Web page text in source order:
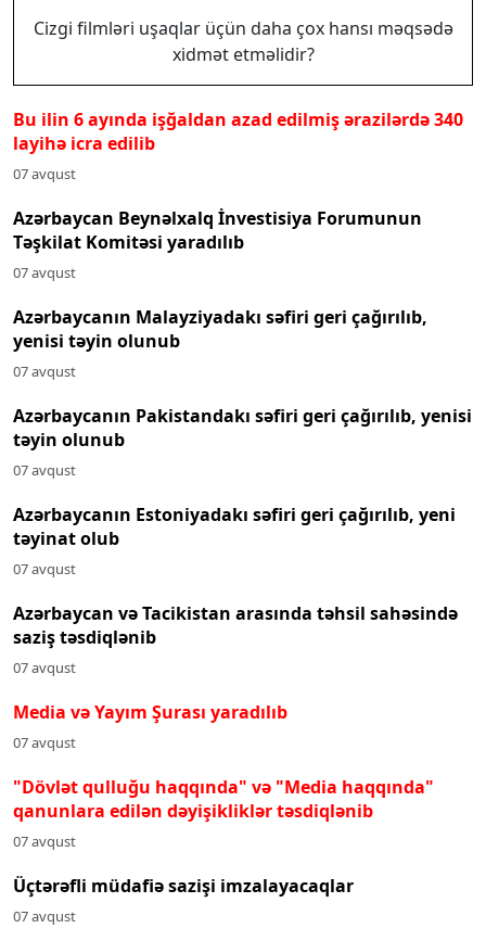
Cizgi filmləri uşaqlar üçün daha çox hansı məqsədə
xidmət etməlidir?
Bu ilin 6 ayında işğaldan azad edilmiş ərazilərdə 340
layihə icra edilib
07 avqust
Azərbaycan Beynəlxalq İnvestisiya Forumunun
Təşkilat Komitəsi yaradılıb
07 avqust
Azərbaycanın Malayziyadakı səfiri geri çağırılıb,
yenisi təyin olunub
07 avqust
Azərbaycanın Pakistandakı səfiri geri çağırılıb, yenisi
təyin olunub
07 avqust
Azərbaycanın Estoniyadakı səfiri geri çağırılıb, yeni
təyinat olub
07 avqust
Azərbaycan və Tacikistan arasında təhsil sahəsində
saziş təsdiqlənib
07 avqust
Media və Yayım Şurası yaradılıb
07 avqust
"Dövlət qulluğu haqqında" və "Media haqqında"
qanunlara edilən dəyişikliklər təsdiqlənib
07 avqust
Üçtərəfli müdafiə sazişi imzalayacaqlar
07 avqust